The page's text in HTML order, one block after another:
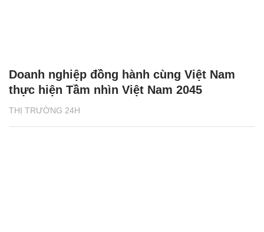
THỊ TRƯỜNG 24H
Doanh nghiệp đồng hành cùng Việt Nam
thực hiện Tầm nhìn Việt Nam 2045